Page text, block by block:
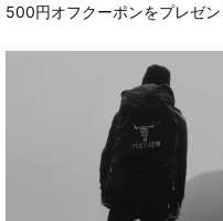
500円オフクーポンをプレゼ